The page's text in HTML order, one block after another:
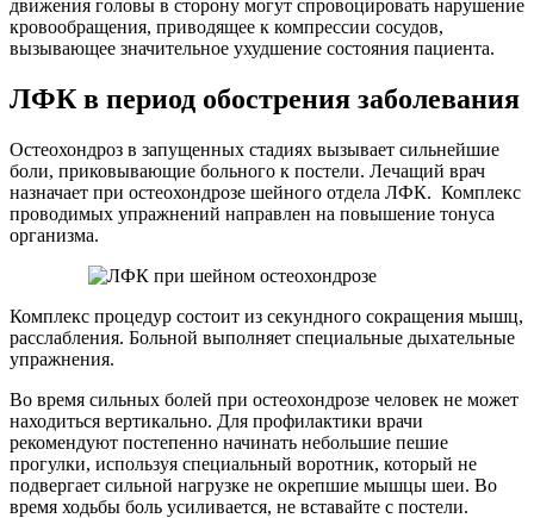
движения головы в сторону могут спровоцировать нарушение
кровообращения, приводящее к компрессии сосудов,
вызывающее значительное ухудшение состояния пациента.
ЛФК в период обострения заболевания
Остеохондроз в запущенных стадиях вызывает сильнейшие
боли, приковывающие больного к постели. Лечащий врач
назначает при остеохондрозе шейного отдела ЛФК. Комплекс
проводимых упражнений направлен на повышение тонуса
организма.
Комплекс процедур состоит из секундного сокращения мышц,
расслабления. Больной выполняет специальные дыхательные
упражнения.
Во время сильных болей при остеохондрозе человек не может
находиться вертикально. Для профилактики врачи
рекомендуют постепенно начинать небольшие пешие
прогулки, используя специальный воротник, который не
подвергает сильной нагрузке не окрепшие мышцы шеи. Во
время ходьбы боль усиливается, не вставайте с постели.